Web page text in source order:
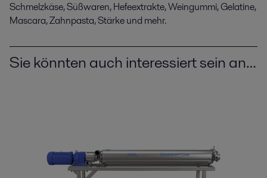
Schmelzkäse, Süßwaren, Hefeextrakte, Weingummi, Gelatine,
Mascara, Zahnpasta, Stärke und mehr.
Sie könnten auch interessiert sein an…